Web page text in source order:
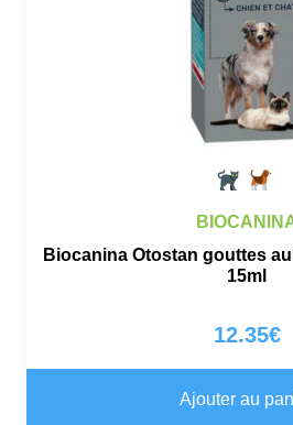
Biocanina Otostan gouttes
15ml
12.35€
Ajouter au